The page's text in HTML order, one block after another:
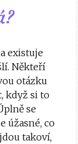
existuje
Někteří
otázku
když si to
se
úžasné, co
takoví,